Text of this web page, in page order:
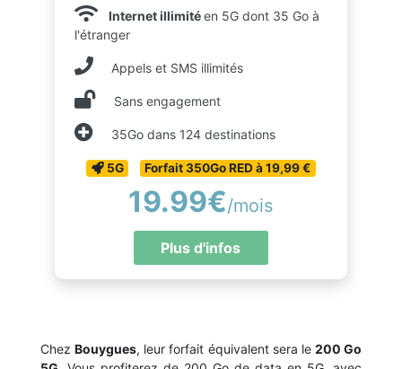
Internet illimitéen 5G dont 35 Go à
l'étranger
Appels et SMS illimités
Sans engagement
35Go dans 124 destinations
5G Forfait 350Go RED à 19,99 €
19.99€/mois
Plus d'infos
Chez Bouygues, leur forfait équivalent sera le200 Go